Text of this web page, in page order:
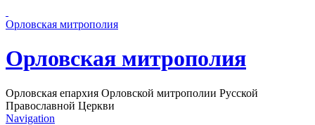
Орловская митрополия
Орловская митрополия
Орловская епархия Орловской митрополии Русской
Православной Церкви
Navigation